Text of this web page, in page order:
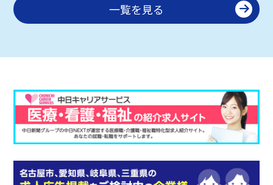
一覧を見る